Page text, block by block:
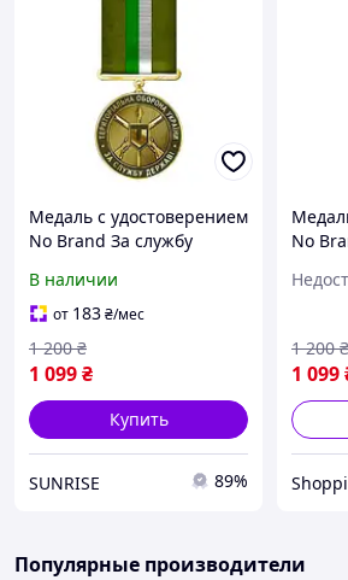
Медаль с удостоверением
No Brand За службу
территориальная
оборона Украины 32 мм
Золотистый (hub_bwjnub)
В наличии
от 183₴/мес
1 099₴
1 200 ₴
Купить
SUNRISE 89%
No
1 099
1 200 ₴
Популярные производители